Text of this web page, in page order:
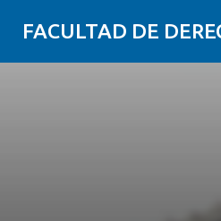
FACULTAD DE